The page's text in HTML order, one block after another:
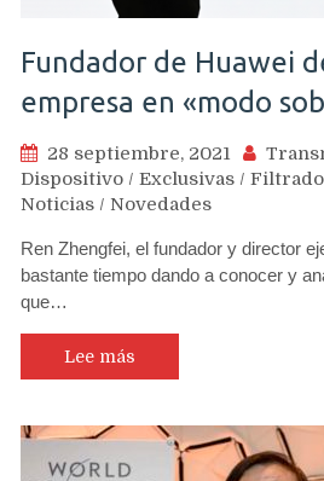
Fundador de Huawei
empresa en «modo
28 septiembre, 2021
Dispositivo / Exclusivas /
Noticias / Novedades
Ren Zhengfei, el fundador y director
bastante tiempo dando a conocer y
que…
Lee más